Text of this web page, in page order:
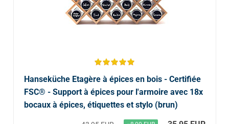
Hanseküche Etagère à épices en bois - Certifiée
FSC® - Support à épices pour l'armoire avec 18x
bocaux à épices, étiquettes et stylo (brun)